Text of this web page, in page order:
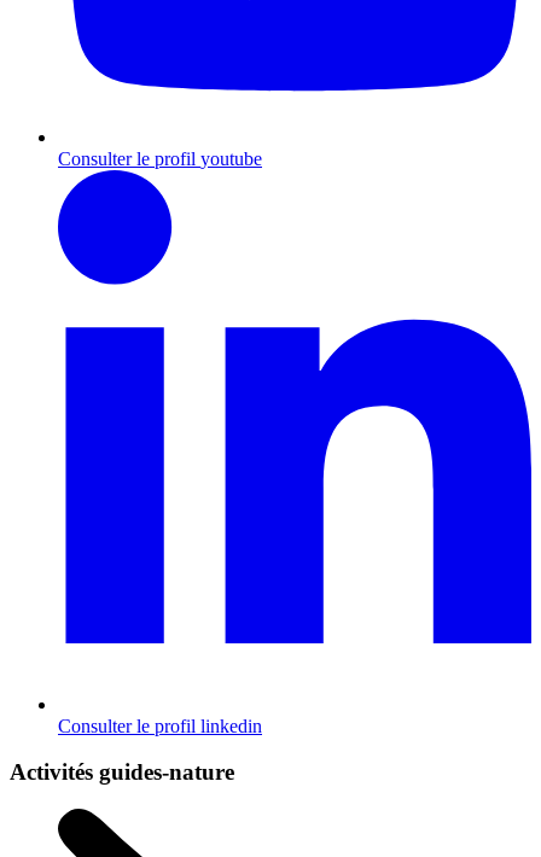
Consulter le profil youtube
Consulter le profil linkedin
Activités guides-nature